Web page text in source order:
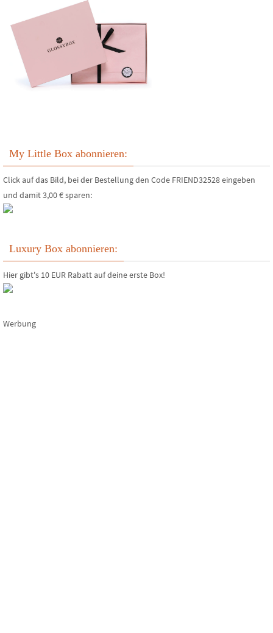
My Little Box abonnieren:
Click auf das Bild, bei der Bestellung den Code FRIEND32528 eingeben
und damit 3,00 € sparen:
Luxury Box abonnieren:
Hier gibt's 10 EUR Rabatt auf deine erste Box!
Werbung